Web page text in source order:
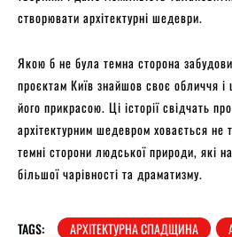
створювати архітектурні шедеври.
Якою б не була темна сторона
проєктам Київ знайшов своє обличчя і
його прикрасою. Ці історії свідчать
архітектурним шедевром ховається не
темні сторони людської природи, які
більшої чарівності та драматизму.
TAGS: АРХІТЕКТУРНА СПАДЩИНА